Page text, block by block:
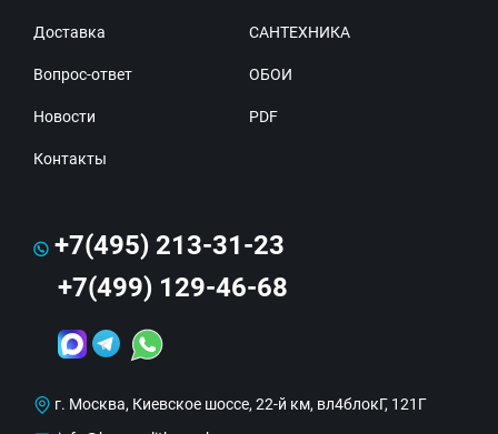
Доставка
Вопрос-ответ
Новости
Контакты
САНТЕХНИКА
ОБОИ
PDF
+7(495) 213-31-23
+7(499) 129-46-68
г. Москва, Киевское шоссе, 22-й км, вл4блокГ, 121Г